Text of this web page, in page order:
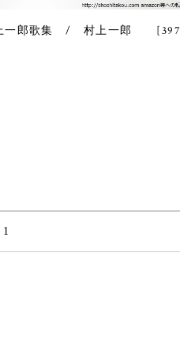
一郎歌集 / 村上一郎
1